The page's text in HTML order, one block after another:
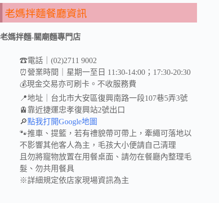
老媽拌麵餐廳資訊
老媽拌麵-關廟麵專門店
☎電話｜(02)2711 9002
⏰營業時間｜星期一至日 11:30-14:00；17:30-20:30
💰現金交易亦可刷卡。不收服務費
📍地址｜台北市大安區復興南路一段107巷5弄3號
🚊靠近捷運忠孝復興站2號出口
🔎點我打開Google地圖
🐾推車、提籃，若有禮貌帶可帶上，牽繩可落地以
不影響其他客人為主，毛孩大小便請自己清理
且勿將寵物放置在用餐桌面、請勿在餐廳內整理毛
髮、勿共用餐具
※詳細規定依店家現場資訊為主